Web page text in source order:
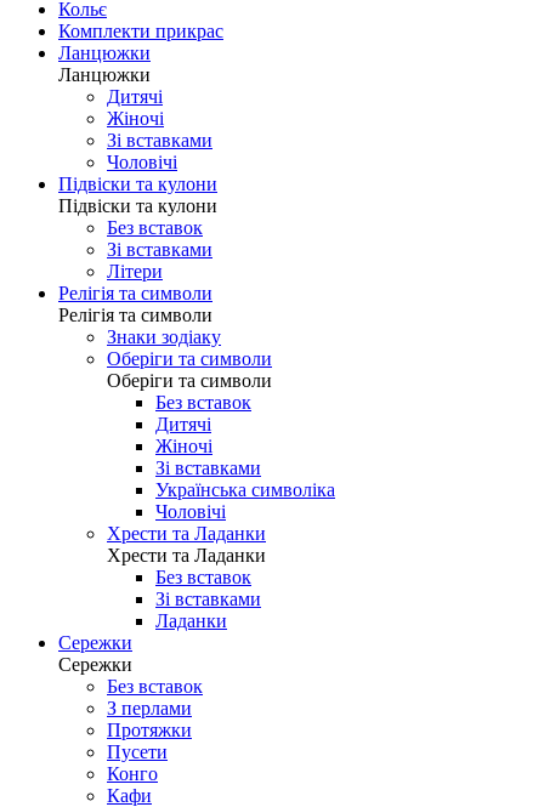
Кольє
Комплекти прикрас
Ланцюжки
Ланцюжки
Дитячі
Жіночі
Зі вставками
Чоловічі
Підвіски та кулони
Підвіски та кулони
Без вставок
Зі вставками
Літери
Релігія та символи
Релігія та символи
Знаки зодіаку
Оберіги та символи
Оберіги та символи
Без вставок
Дитячі
Жіночі
Зі вставками
Українська символіка
Чоловічі
Хрести та Ладанки
Хрести та Ладанки
Без вставок
Зі вставками
Ладанки
Сережки
Сережки
Без вставок
З перлами
Протяжки
Пусети
Конго
Кафи